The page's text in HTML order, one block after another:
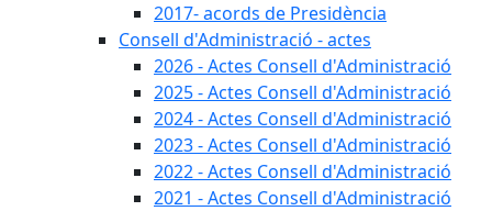
2017- acords de Presidència
Consell d'Administració - actes
2026 - Actes Consell d'Administració
2025 - Actes Consell d'Administració
2024 - Actes Consell d'Administració
2023 - Actes Consell d'Administració
2022 - Actes Consell d'Administració
2021 - Actes Consell d'Administració